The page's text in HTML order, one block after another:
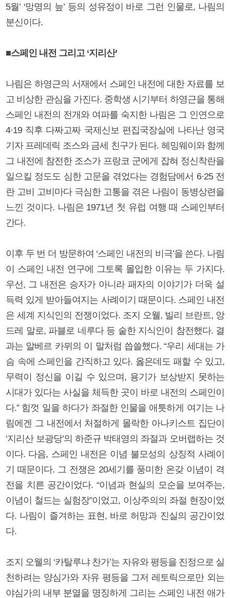
5월’ ‘망명의 늪’ 등의 성유정이 바로 그런 인물로, 나림의
분신이다.
■스페인 내전 그리고 ‘지리산’
나림은 하영근의 서재에서 스페인 내전에 대한 자료를 보
고 비상한 관심을 가진다. 중학생 시기부터 하영근을 통해
스페인 내전의 전개와 여파를 숙지한 나림은 그 인연으로
4·19 직후 다짜고짜 국제신보 편집국장실에 나타난 영국
기자 프레데릭 조스와 금세 친구가 된다. 헤밍웨이와 함께
그 내전에 참전한 조스가 프랑코 군에게 잡혀 정신착란을
일으킬 정도도 심한 고문을 겪었다는 경험담에서 6·25 전
란 고비 고비마다 극심한 고통을 겪은 나림이 동병상련을
느낀 것이다. 나림은 1971년 첫 유럽 여행 때 스페인부터
간다.
이후 두 번 더 방문하여 ‘스페인 내전의 비극’을 쓴다. 나림
이 스페인 내전 연구에 그토록 몰입한 이유는 두 가지다.
우선, 그 내전은 승자가 아니라 패자의 이야기가 더욱 설
득력 있게 받아들여지는 사례이기 때문이다. 스페인 내전
은 세계 지식인의 전쟁이었다. 조지 오웰, 빌리 브란트, 앙
드레 말로, 파블로 네루다 등 숱한 지식인이 참전했다. 결
과는 알베르 카뮈의 이 말처럼 씁쓸했다. “우리 세대는 가
슴 속에 스페인을 간직하고 있다. 옳은데도 패할 수 있고,
무력이 정신을 이길 수 있으며, 용기가 보상받지 못하는
시대가 있다는 사실을 체득한 곳이 바로 내전의 스페인이
다.” 힘껏 일을 하다가 좌절한 인물을 애틋하게 여기는 나
림에겐 그 내전에서 처절하게 몰락한 아나키스트 집단이
‘지리산 보광당’의 하준규 박태영의 좌절과 오버랩하는 것
이다. 다음, 스페인 내전은 이념 불모성의 상징적 사례이
기 때문이다. 그 전쟁은 20세기를 풍미한 온갖 이념이 격
전을 치른 공간이었다. “이념과 현실의 모순을 보여주는,
이념이 철드는 실험장”이었고, 이상주의의 좌절 현장이었
다. 나림이 즐겨하는 표현, 바로 허망과 진실의 공간이었
다.
조지 오웰의 ‘카탈루냐 찬가’는 자유와 평등을 진정으로 실
천하려는 양심가와 자유 평등을 그저 레토릭으로만 외는
야심가의 내부 분열을 명징하게 그리는 스페인 내전 애가